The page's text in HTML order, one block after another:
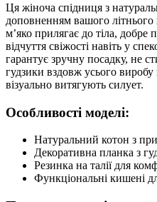
Ця жіноча спідниця з
доповненням вашого
м’яко прилягає до тіла, добре
відчуття свіжості навіть у
гарантує зручну посадку, не
гудзики вздовж усього виробу
візуально витягують силует.
Особливості моделі:
Натуральний котон з
Декоративна планка з
Резинка на талії для
Функціональні кишені